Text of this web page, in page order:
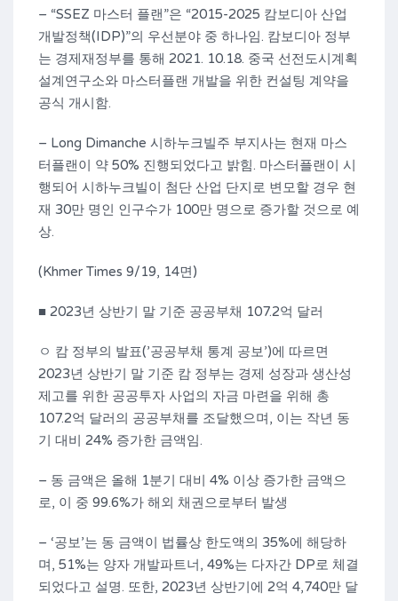
– “SSEZ 마스터 플랜”은 “2015-2025 캄보디아 산업
개발정책(IDP)”의 우선분야 중 하나임. 캄보디아 정부
는 경제재정부를 통해 2021. 10.18. 중국 선전도시계획
설계연구소와 마스터플랜 개발을 위한 컨설팅 계약을
공식 개시함.
– Long Dimanche 시하누크빌주 부지사는 현재 마스
터플랜이 약 50% 진행되었다고 밝힘. 마스터플랜이 시
행되어 시하누크빌이 첨단 산업 단지로 변모할 경우 현
재 30만 명인 인구수가 100만 명으로 증가할 것으로 예
상.
(Khmer Times 9/19, 14면)
■ 2023년 상반기 말 기준 공공부채 107.2억 달러
ㅇ 캄 정부의 발표(’공공부채 통계 공보’)에 따르면
2023년 상반기 말 기준 캄 정부는 경제 성장과 생산성
제고를 위한 공공투자 사업의 자금 마련을 위해 총
107.2억 달러의 공공부채를 조달했으며, 이는 작년 동
기 대비 24% 증가한 금액임.
– 동 금액은 올해 1분기 대비 4% 이상 증가한 금액으
로, 이 중 99.6%가 해외 채권으로부터 발생
– ‘공보’는 동 금액이 법률상 한도액의 35%에 해당하
며, 51%는 양자 개발파트너, 49%는 다자간 DP로 체결
되었다고 설명. 또한, 2023년 상반기에 2억 4,740만 달